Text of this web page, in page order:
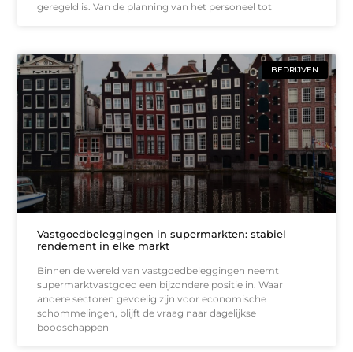
geregeld is. Van de planning van het personeel tot
BEDRIJVEN
Vastgoedbeleggingen in supermarkten: stabiel
rendement in elke markt
Binnen de wereld van vastgoedbeleggingen neemt
supermarktvastgoed een bijzondere positie in. Waar
andere sectoren gevoelig zijn voor economische
schommelingen, blijft de vraag naar dagelijkse
boodschappen